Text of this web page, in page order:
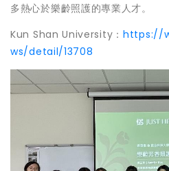
多熱心於樂齡照護的專業人才。
Kun Shan University： https://
ws/detail/13708